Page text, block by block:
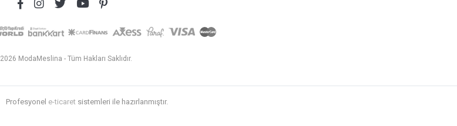
ModaMeslina - Tüm Hakları Saklıdır.
Profesyonel e-ticaret sistemleri ile hazırlanmıştır.